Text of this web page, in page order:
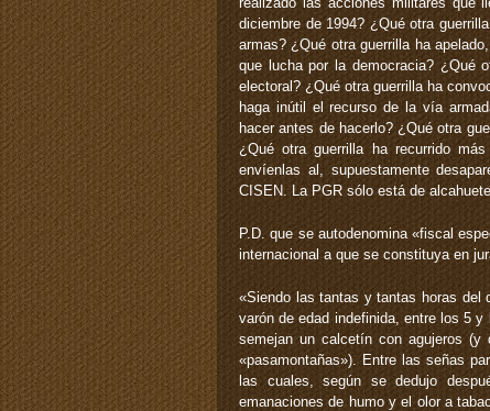
diciembre de 1994? ¿Qué otra
armas? ¿Qué otra guerrilla ha
que lucha por la democracia? ¿Qué
electoral? ¿Qué otra guerrilla ha
haga inútil el recurso de la vía
hacer antes de hacerlo? ¿Qué otra
¿Qué otra guerrilla ha recurrido
envíenlas al, supuestamente
CISEN. La PGR sólo está de
P.D. que se autodenomina «fiscal
internacional a que se constituya en
«Siendo las tantas y tantas horas del
varón de edad indefinida, entre los 5
semejan un calcetín con agujeros (y
«pasamontañas»). Entre las señas
las cuales, según se dedujo
emanaciones de humo y el olor a